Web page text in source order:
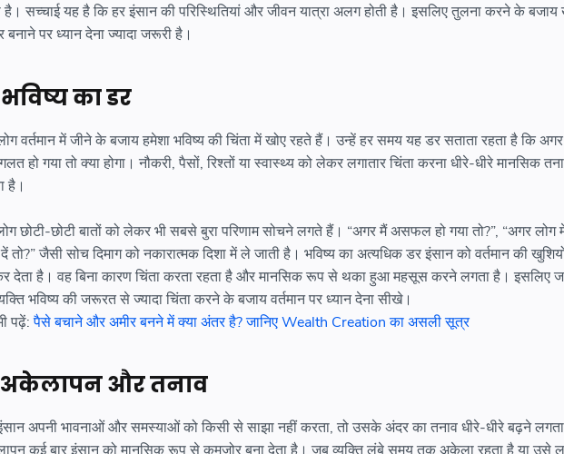
है। सच्चाई यह है कि हर इंसान की परिस्थितियां और जीवन यात्रा अलग होती है। इसलिए तुलना करने के
बनाने पर ध्यान देना ज्यादा जरूरी है।
का डर
वर्तमान में जीने के बजाय हमेशा भविष्य की चिंता में खोए रहते हैं। उन्हें हर समय यह डर सताता रहता है कि अगर
हो गया तो क्या होगा। नौकरी, पैसों, रिश्तों या स्वास्थ्य को लेकर लगातार चिंता करना धीरे-धीरे मानसिक
है।
छोटी-छोटी बातों को लेकर भी सबसे बुरा परिणाम सोचने लगते हैं। “अगर मैं असफल हो गया तो?”, “अगर लोग
तो?” जैसी सोच दिमाग को नकारात्मक दिशा में ले जाती है। भविष्य का अत्यधिक डर इंसान को वर्तमान की
देता है। वह बिना कारण चिंता करता रहता है और मानसिक रूप से थका हुआ महसूस करने लगता है। इसलिए
भविष्य की जरूरत से ज्यादा चिंता करने के बजाय वर्तमान पर ध्यान देना सीखे।
पढ़ें:पैसे बचाने और अमीर बनने में क्या अंतर है? जानिए Wealth Creation का असली सूत्र
अकेलापन और तनाव
अपनी भावनाओं और समस्याओं को किसी से साझा नहीं करता, तो उसके अंदर का तनाव धीरे-धीरे बढ़ने